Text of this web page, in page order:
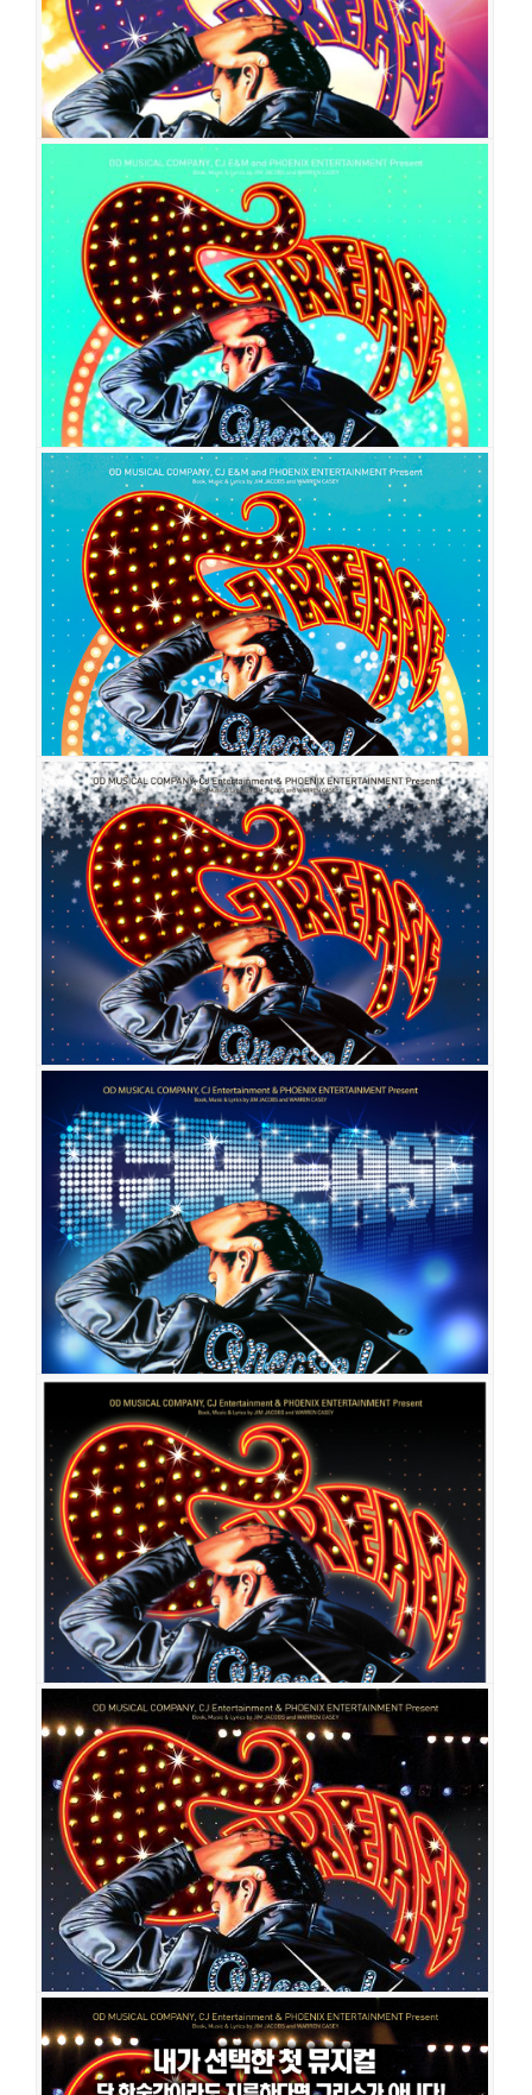
종배나라이상아 정예주이선덕이동욱길하은정현지임기홍
김대종
김현숙김병영이두령강민성최윤호박준형최희재이성은전하영김민
선권수정
그리스
공연일시
2013-10-22 ~ 2014-04-20
공연장
유니플렉스 1관
출연진
정민강민수 이지윤문희라김보선윤준호최미소김용규
신
윤정
이혁석재형 강지혜박현선김예진남궁민희문지수김경식 김한재
권세정
김수언
그리스
공연일시
2012-12-01 ~ 2013-01-20
공연장
강동아트센터
출연진
정민고은성 이지윤김보선인진우문희라이형진권소현
김
이동윤유민상노우진 박규석이태은정연
그리스
공연일시
2011-06-30 ~ 2011-08-28
공연장
올림픽공원 우리금융아트홀
출연진
장지우김응주임혜영손예슬이창희박은미하강웅신다영
이수용
임진아최호승윤지인
그리스
공연일시
2011-04-08 ~ 2011-06-12
공연장
한전아트센터
출연진
김응주임혜영손예슬이창희박은미하강웅 신다영 이수용
최호승윤지인김태민박경동이아영 김선영 공민섭김용한 류승찬
김아름이민경 임진아 장지우이재균
그리스
공연일시
2011-01-11 ~ 2011-03-09
공연장
이화여자대학교 삼성홀
출연진
김산호 김형민이현유하나장혜민안현식손승현김경화
최
수연맹주영이형진조형균신다영김유나이소영김상미황수영최호승
공민섭김선영이아영 오경석김응주 팽태호김아름
그리스
공연일시
2010-07-03 ~ 2010-08-29
공연장
타임스퀘어 CGV아트홀
출연진
김산호 이은형장혜민황석진최소영조형균신다영주민진
이소영 정승민김수영이용진김정아황수영김용남최호승김보근
이형
정가희김상미
그리스